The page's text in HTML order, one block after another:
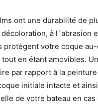
ont une durabilité de
à l´abrasion
protègent votre coque
en étant amovibles.
par rapport à la
initiale intacte et
de votre bateau en cas